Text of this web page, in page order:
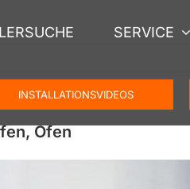
SERVICE
INSTALLATIONSVIDEOS
Ofen